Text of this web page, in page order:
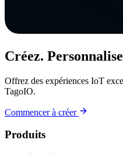
Créez.
Offrez des expériences IoT
TagoIO.
Commencer à créer
Produits